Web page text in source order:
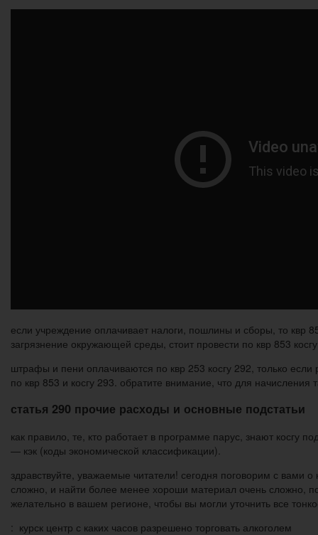
если учреждение оплачивает налоги, пошлины и сборы, то квр
загрязнение окружающей среды, стоит провести по квр 853
штрафы и пени оплачиваются по квр 253 косгу 292, только
по квр 853 и косгу 293. обратите внимание, что для
статья 290 прочие расходы и основные подстатьи
как правило, те, кто работает в программе парус, знают косгу
— кэк (коды экономической классификации).
здравствуйте, уважаемые читатели! сегодня поговорим с
сложно, и найти более менее хороши материал очень сложно,
желательно в вашем регионе, чтобы вы могли уточнить все
: курск центр с каких часов разрешено торговать алкоголем